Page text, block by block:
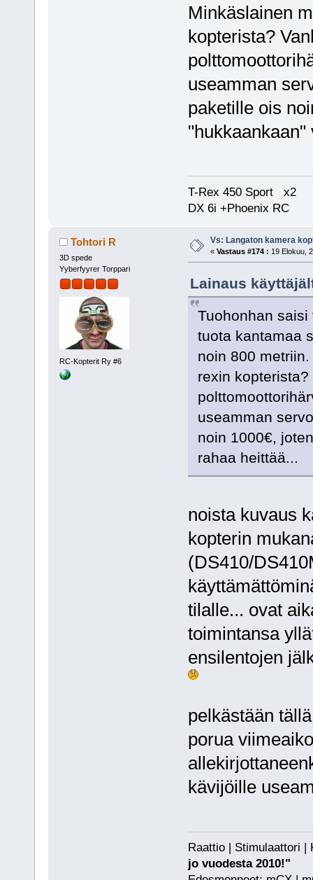
Minkäslainen
kopterista?
useamman
paketille ois
T-Rex 450 Sport x2
DX 6i +Phoenix RC
Tohtori R
3D spede
Yyberfyyrer Torppari
RC-Kopterit Ry #6
Vs: Langaton kamera
« Vastaus #174 : 19 Elokuu,
Lainaus
Tuohonhan
tuota kantamaa
noin 800
rexin
useamman
noin 1000€,
rahaa heittää...
noista kuvaus
kopterin
(DS410/
tilalle... ovat
toimintansa
ensilentojen
pelkästään
porua
kävijöille
Raattio |
jo vuodesta 2010!"